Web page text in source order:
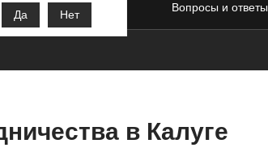
Да Нет
Вопросы и ответы
в Калуге